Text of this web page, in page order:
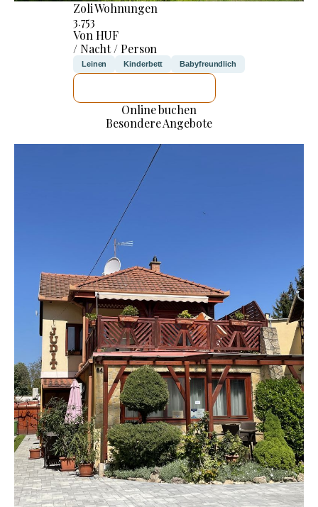
Zoli Wohnungen
3.753
Von HUF
/ Nacht / Person
Leinen Kinderbett Babyfreundlich
Online buchen
Besondere Angebote